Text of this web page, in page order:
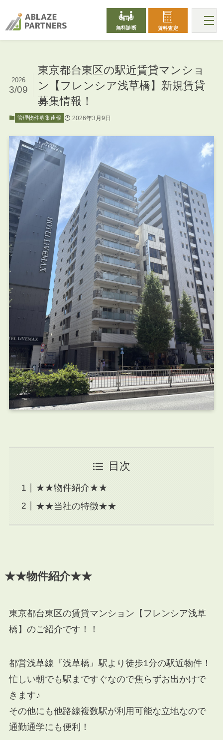
無料診断 賃料査定
東京都台東区の駅近賃貸マンショ
ン【フレンシア浅草橋】新規賃貸
募集情報！
2026
3/09
管理物件募集速報 2026年3月9日
目次
★★物件紹介★★
★★当社の特徴★★
★★物件紹介★★
東京都台東区の賃貸マンション【フレンシア浅草
橋】のご紹介です！！
都営浅草線『浅草橋』駅より徒歩1分の駅近物件！
忙しい朝でも駅まですぐなので焦らずお出かけで
きます♪
その他にも他路線複数駅が利用可能な立地なので
通勤通学にも便利！